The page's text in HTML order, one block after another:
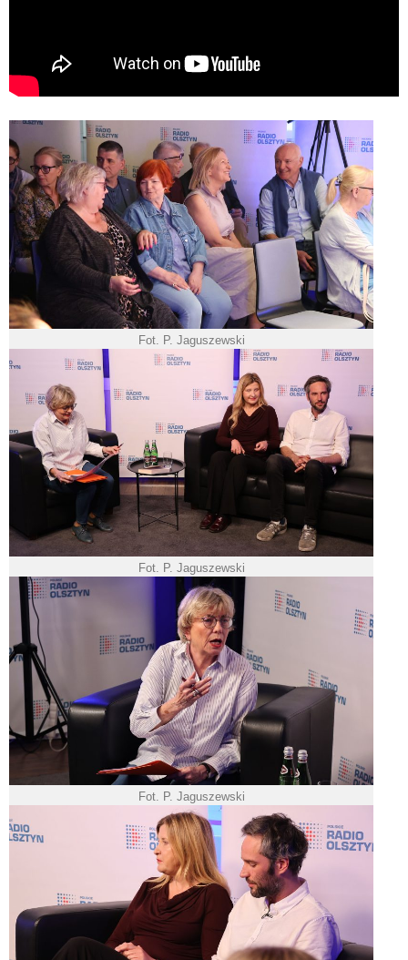
Fot. P. Jaguszewski
Fot. P. Jaguszewski
Fot. P. Jaguszewski